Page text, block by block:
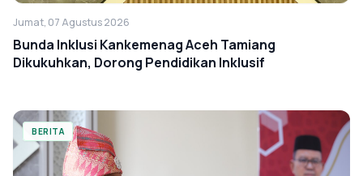
Jumat, 07 Agustus 2026
Bunda Inklusi Kankemenag Aceh Tamiang
Dikukuhkan, Dorong Pendidikan Inklusif
BERITA